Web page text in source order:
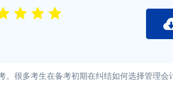
很多考生在备考初期在纠结如何选择管理会